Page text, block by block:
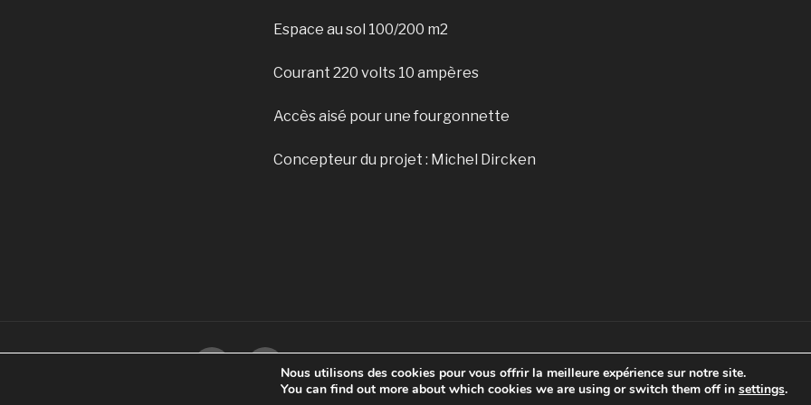
Espace au sol 100/200 m2
Courant 220 volts 10 ampères
Accès aisé pour une fourgonnette
Concepteur du projet : Michel Dircken
Musée Instagram
Nous utilisons des cookies pour vous offrir la meilleure expérience sur notre site.
You can find out more about which cookies we are using or switch them off in settings.